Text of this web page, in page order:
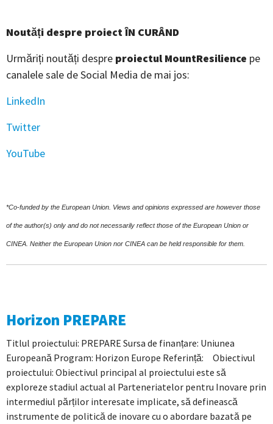
Noutăți despre proiect ÎN CURÂND
Urmăriți noutăți despre proiectul MountResilience pe
canalele sale de Social Media de mai jos:
LinkedIn
Twitter
YouTube
*Co-funded by the European Union. Views and opinions expressed are however those
of the author(s) only and do not necessarily reflect those of the European Union or
CINEA. Neither the European Union nor CINEA can be held responsible for them.
Horizon PREPARE
Titlul proiectului: PREPARE Sursa de finanțare: Uniunea
Europeană Program: Horizon Europe Referință: Obiectivul
proiectului: Obiectivul principal al proiectului este să
exploreze stadiul actual al Parteneriatelor pentru Inovare prin
intermediul părților interesate implicate, să definească
instrumente de politică de inovare cu o abordare bazată pe